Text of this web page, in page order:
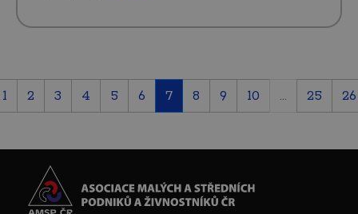
1 2 3 4 5 6 7 8 9 10 ... 25 26